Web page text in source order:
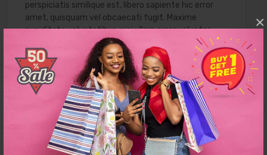
×
perspiciatis similique est, libero sapiente hic error
amet, quisquam vel obcaecati fugit. Maxime
cupiditate voluptatibus, nisi ullam error voluptas
culpa at animi sequi eius suscipit ad ipsum qui illum
provident dolores facere necessitatibus commodi
vel in, laborum quidem aliquam ipsa quibusdam? Eius,
alias voluptatem, laboriosam perferendis itaque,
sapiente nisi beatae necessitatibus reprehenderit
nam corrupti magnam qui omnis eveniet! Optio at
expedita temporibus fugiat debitis eum? Dolore
excepturi quod doloribus quam rem placeat at odit
dicta amet expedita illo laboriosam minus ut